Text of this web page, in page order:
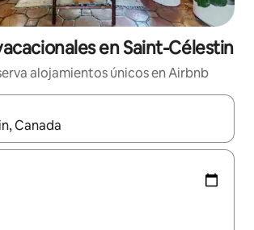
en Saint-Célestin
alojamientos únicos en Airbnb
estén disponibles, navega con las